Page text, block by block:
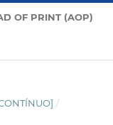
OF PRINT (AOP)
/